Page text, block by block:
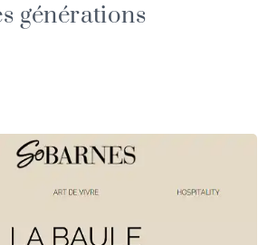
générations